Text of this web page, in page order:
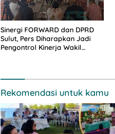
Sinergi FORWARD dan DPRD
Sulut, Pers Diharapkan Jadi
Pengontrol Kinerja Wakil
Rekomendasi untuk kamu